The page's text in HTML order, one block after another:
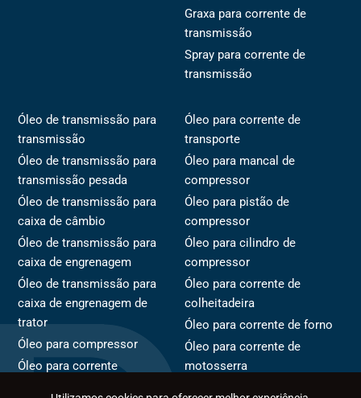
Graxa para corrente de
transmissão
Spray para corrente de
transmissão
Óleo de transmissão para
transmissão
Óleo de transmissão para
transmissão pesada
Óleo de transmissão para
caixa de câmbio
Óleo de transmissão para
caixa de engrenagem
Óleo de transmissão para
caixa de engrenagem de
trator
Óleo para compressor
Óleo para corrente
Óleo para corrente de
transporte
Óleo para mancal de
compressor
Óleo para pistão de
compressor
Óleo para cilindro de
compressor
Óleo para corrente de
colheitadeira
Óleo para corrente de forno
Óleo para corrente de
motosserra